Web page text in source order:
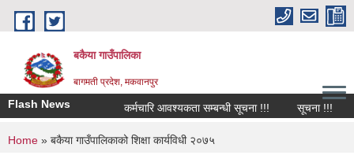
Skip to main content
बकैया गाउँपालिका
बागमती प्रदेश, मकवानपुर
Flash News कर्मचारि आवश्यकता सम्बन्धी सूचना !!! सूचना !!!
You are here
Home » बकैया गाउँपालिकाको शिक्षा कार्यविधी २०७५